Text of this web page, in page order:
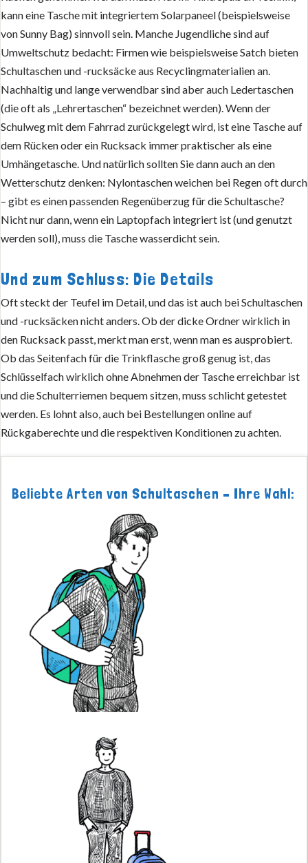
kann eine Tasche mit integriertem Solarpaneel (beispielsweise
von Sunny Bag) sinnvoll sein. Manche Jugendliche sind auf
Umweltschutz bedacht: Firmen wie beispielsweise Satch bieten
Schultaschen und -rucksäcke aus Recyclingmaterialien an.
Nachhaltig und lange verwendbar sind aber auch Ledertaschen
(die oft als „Lehrertaschen“ bezeichnet werden). Wenn der
Schulweg mit dem Fahrrad zurückgelegt wird, ist eine Tasche auf
dem Rücken oder ein Rucksack immer praktischer als eine
Umhängetasche. Und natürlich sollten Sie dann auch an den
Wetterschutz denken: Nylontaschen weichen bei Regen oft durch
– gibt es einen passenden Regenüberzug für die Schultasche?
Nicht nur dann, wenn ein Laptopfach integriert ist (und genutzt
werden soll), muss die Tasche wasserdicht sein.
Und zum Schluss: Die Details
Oft steckt der Teufel im Detail, und das ist auch bei Schultaschen
und -rucksäcken nicht anders. Ob der dicke Ordner wirklich in
den Rucksack passt, merkt man erst, wenn man es ausprobiert.
Ob das Seitenfach für die Trinkflasche groß genug ist, das
Schlüsselfach wirklich ohne Abnehmen der Tasche erreichbar ist
und die Schulterriemen bequem sitzen, muss schlicht getestet
werden. Es lohnt also, auch bei Bestellungen online auf
Rückgaberechte und die respektiven Konditionen zu achten.
Beliebte Arten von Schultaschen – Ihre Wahl: